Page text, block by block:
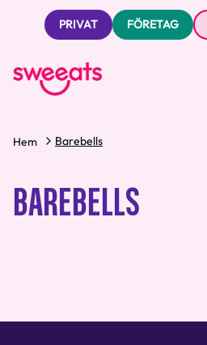
PRIVAT FÖRETAG
Hem Barebells
BAREBELLS